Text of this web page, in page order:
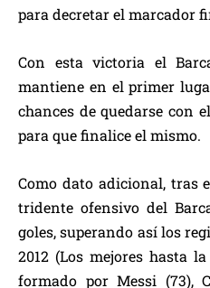
para decretar el marcador
Con esta victoria el
mantiene en el primer
chances de quedarse con
para que finalice el mismo.
Como dato adicional, tras
tridente ofensivo del
goles, superando así los
2012 (Los mejores hasta
formado por Messi (73),